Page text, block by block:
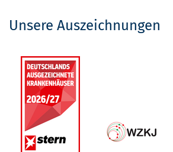
Unsere Auszeichnungen